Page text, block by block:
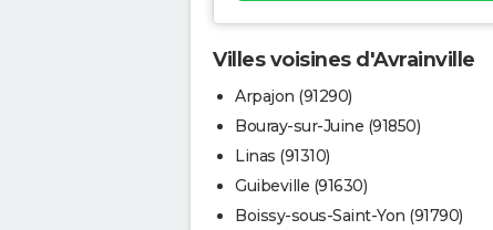
Villes voisines d'Avrainville
Arpajon (91290)
Bouray-sur-Juine (91850)
Linas (91310)
Guibeville (91630)
Boissy-sous-Saint-Yon (91790)